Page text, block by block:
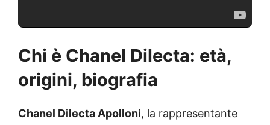
Chi è Chanel Dilecta: età,
origini, biografia
Chanel Dilecta Apolloni, la rappresentante